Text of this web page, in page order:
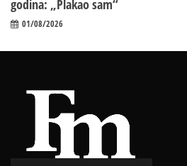
godina: „Plakao sam“
01/08/2026